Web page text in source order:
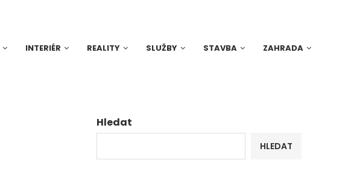
INTERIÉR REALITY SLUŽBY STAVBA ZAHRADA
Hledat
HLEDAT